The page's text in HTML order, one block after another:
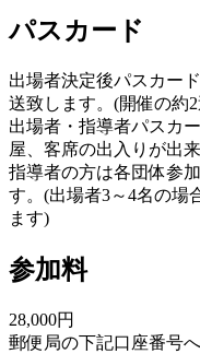
パスカード
出場者決定後パスカー
送致します。(開催の約
出場者・指導者パスカ
屋、客席の出入りが出来
指導者の方は各団体参
す。(出場者3～4名の場
ます)
参加料
28,000円
郵便局の下記口座番号